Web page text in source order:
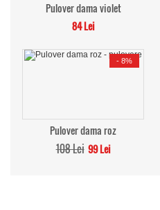
Pulover dama violet
84 Lei
- 8%
Pulover dama roz
108 Lei 99 Lei